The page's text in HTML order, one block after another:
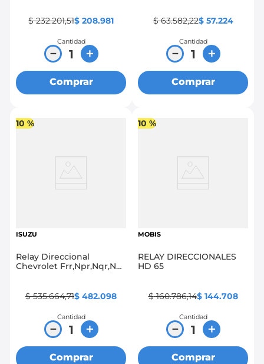
$ 232.201,51$ 208.981
Cantidad
＋
－
Comprar
$ 63.582,22$ 57.224
Cantidad
＋
－
Comprar
10 %
ISUZU
Relay Direccional
Chevrolet Frr,Npr,Nqr,Nps
$ 535.664,71$ 482.098
Cantidad
＋
－
Comprar
10 %
MOBIS
RELAY DIRECCIONALES
HD 65
$ 160.786,14$ 144.708
Cantidad
＋
－
Comprar